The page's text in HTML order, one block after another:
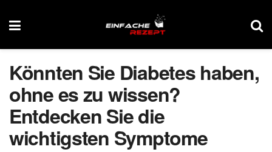
Könnten Sie Diabetes haben,
ohne es zu wissen?
Entdecken Sie die
wichtigsten Symptome